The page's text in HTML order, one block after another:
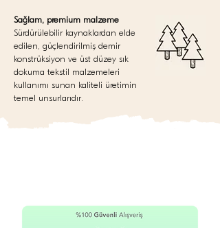
Sağlam, premium malzeme
Sürdürülebilir kaynaklardan elde
edilen, güçlendirilmiş demir
konstrüksiyon ve üst düzey sık
dokuma tekstil malzemeleri
kullanımı sunan kaliteli üretimin
temel unsurlarıdır.